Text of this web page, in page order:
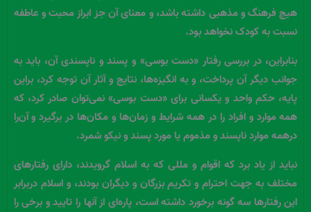
هیچ فرهنگ و مذهبی داشته باشد، و معنای آن جز ابراز محبت و عاطفه
نسبت به کودک نخواهد بود.
بنابراین، در بررسی رفتار «دست بوسی» و پسند و ناپسندی آن، باید به
جوانب دیگر آن پرداخت، و به انگیزه‌ها، نتایج و آثار آن توجه کرد، براین
پایه، حکم واحد و یکسانی برای «دست بوسی» نمی‌توان صادر کرد، که
همه موارد و افراد را در همه شرایط و زمان‌ها و مکان‌ها در برگیرد و آن‌را
درهمه موارد ناپسند و مذموم یا مورد پسند و نیکو شمرد.
نباید از یاد برد که اقوام و مللی که به اسلام گرویدند، دارای رفتارهای
مختلف به جهت احترام و تکریم بزرگان و دیگران بودند، و اسلام دربرابر
این رفتارها سه گونه برخورد داشته‌ است، پاره‌ای از آنها را تایید و برخی را